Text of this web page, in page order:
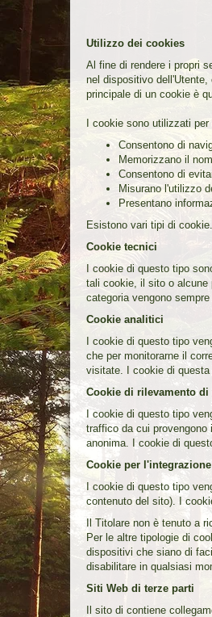
Utilizzo dei cookies
Al fine di rendere i propri
nel dispositivo
principale di un cookie è
I cookie sono utilizzati
Consentono di
Memorizzano il
Consentono di
Misurano l'utilizzo
Presentano
Esistono vari tipi di
Cookie tecnici
I cookie di questo tipo
tali cookie, il sito o alcune
categoria vengono
Cookie analitici
I cookie di questo tipo
che per monitorarne il
visitate. I cookie di questa
Cookie di rilevamento di
I cookie di questo tipo
traffico da cui
anonima. I cookie di
Cookie per
I cookie di questo tipo
contenuto del sito). I
Il Titolare non è tenuto a
Per le altre tipologie di
dispositivi che siano di
disabilitare in qualsiasi
Siti Web di terze parti
Il sito di contiene